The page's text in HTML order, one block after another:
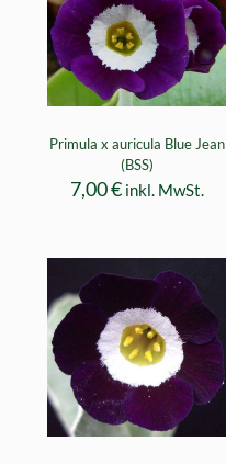
Primula x auricula Blue Jean
(BSS)
7,00€ inkl. MwSt.